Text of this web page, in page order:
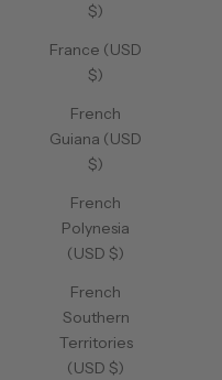
$)
France (USD
$)
French
Guiana (USD
$)
French
Polynesia
(USD $)
French
Southern
Territories
(USD $)